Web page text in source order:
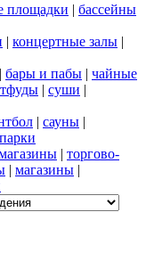
площадки | бассейны
| концертные залы |
| бары и пабы | чайные
| суши |
| сауны |
парки
| торгово-
| магазины |